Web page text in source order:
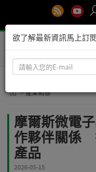
> 產業動態
摩爾斯微電
作夥伴關係
產品
2026-05-15
欲了解最新資訊馬上訂
請
輸
您
E-
mail